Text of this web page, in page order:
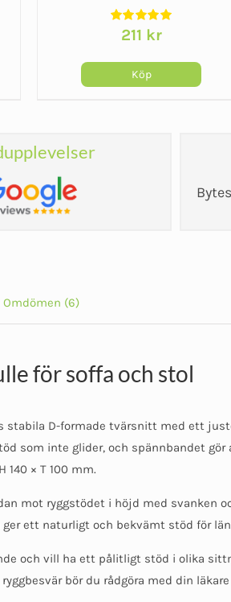
211 kr
Köp
Omdömen (6)
för soffa och stol
stabila D-formade tvärsnitt med ett
som inte glider, och spännbandet
× T 100 mm.
mot ryggstödet i höjd med svanken
ett naturligt och bekvämt stöd för
och vill ha ett pålitligt stöd i olika
bör du rådgöra med din